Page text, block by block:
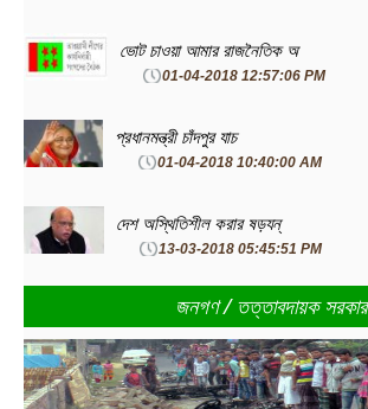
ভোট চাওয়া আমার রাজনৈতিক অ
01-04-2018 12:57:06 PM
প্রধানমন্ত্রী চাঁদপুর যাচ
01-04-2018 10:40:00 AM
দেশ অস্থিতিশীল করার ষড়যন্
13-03-2018 05:45:51 PM
জনগণ / তত্তাবদায়ক সরকার